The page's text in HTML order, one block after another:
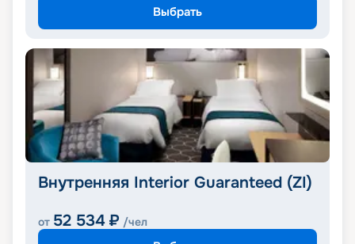
Выбрать
Внутренняя Interior Guaranteed (ZI)
от 52 534 ₽ /чел